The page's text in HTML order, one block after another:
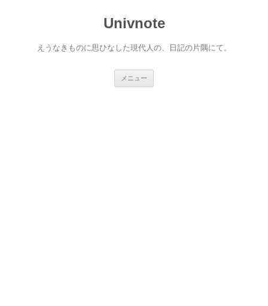
Univnote
えうなきものに思ひなした現代人の、日記の片隅にて。
メニュー